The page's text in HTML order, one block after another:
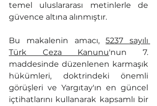
temel uluslararası metinlerle de
güvence altına alınmıştır.
Bu makalenin amacı, 5237 sayılı
Türk Ceza Kanunu'nun 7.
maddesinde düzenlenen karmaşık
hükümleri, doktrindeki önemli
görüşleri ve Yargıtay'ın en güncel
içtihatlarını kullanarak kapsamlı bir